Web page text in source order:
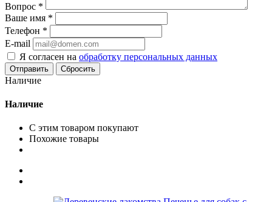
Вопрос *
Ваше имя *
Телефон *
E-mail
Я согласен на обработку персональных данных
Сбросить
Наличие
Наличие
С этим товаром покупают
Похожие товары